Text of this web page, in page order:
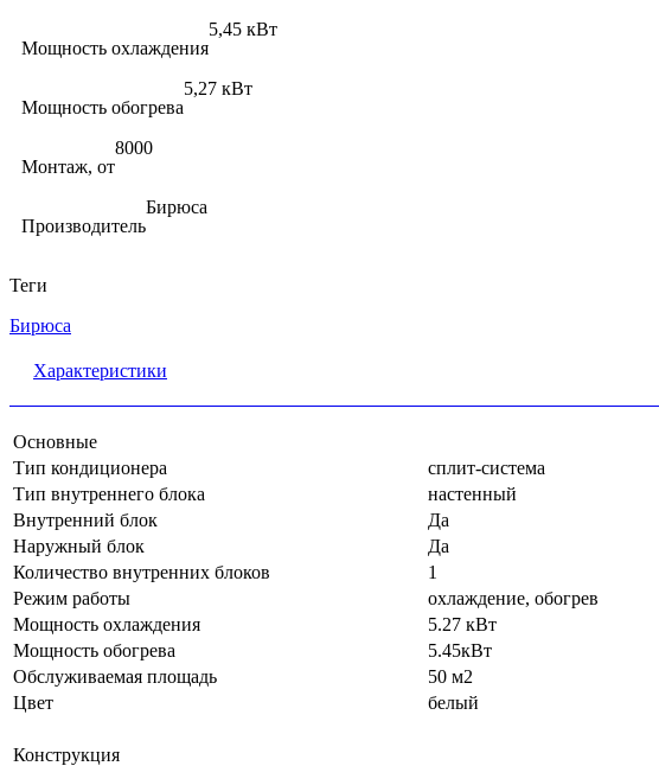
Мощность охлаждения
5,45 кВт
Мощность обогрева
5,27 кВт
Монтаж, от
8000
Производитель
Бирюса
Теги
Бирюса
Характеристики
Основные
Тип кондиционера
сплит-система
Тип внутреннего блока
настенный
Внутренний блок
Да
Наружный блок
Да
Количество внутренних блоков
1
Режим работы
охлаждение, обогрев
Мощность охлаждения
5.27 кВт
Мощность обогрева
5.45кВт
Обслуживаемая площадь
50 м2
Цвет
белый
Конструкция